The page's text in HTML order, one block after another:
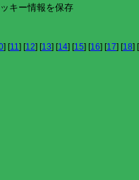
キー情報を保存
] [11] [12] [13] [14] [15] [16] [17] [18] [